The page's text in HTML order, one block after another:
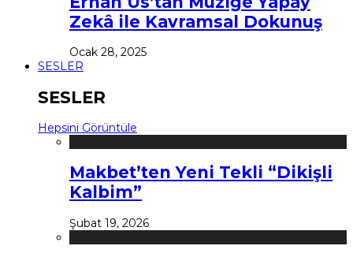
Zekâ ile Kavramsal Dokunuş
Ocak 28, 2025
SESLER
SESLER
Hepsini Görüntüle
Makbet’ten Yeni Tekli “Dikişli
Kalbim”
Şubat 19, 2026